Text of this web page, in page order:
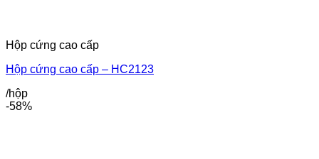
Hộp cứng cao cấp
Hộp cứng cao cấp – HC2123
/hộp
-58%